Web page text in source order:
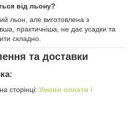
від льону?
льон, але виготовлена з
практичніша, не дає усадки та
складно.
та доставки
сторінці: Умови оплати і